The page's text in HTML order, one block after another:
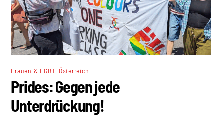
Frauen & LGBT Österreich
Prides: Gegen jede
Unterdrückung!